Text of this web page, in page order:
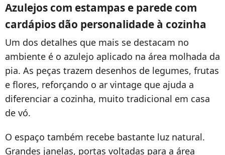
Azulejos com estampas e parede com
cardápios dão personalidade à cozinha
Um dos detalhes que mais se destacam no
ambiente é o azulejo aplicado na área molhada da
pia. As peças trazem desenhos de legumes, frutas
e flores, reforçando o ar vintage que ajuda a
diferenciar a cozinha, muito tradicional em casa
de vó.
O espaço também recebe bastante luz natural.
Grandes janelas, portas voltadas para a área